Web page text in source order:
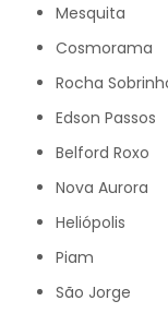
Mesquita
Cosmorama
Rocha
Edson Passos
Belford Roxo
Nova Aurora
Heliópolis
Piam
São Jorge